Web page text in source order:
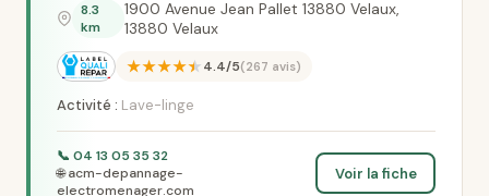
8.3
km
1900 Avenue Jean Pallet 13880 Velaux,
13880 Velaux
★★★★★4.4/5(267 avis)
Activité : Lave-linge
📞 04 13 05 35 32
🌐 acm-depannage-
electromenager.com
Voir la fiche